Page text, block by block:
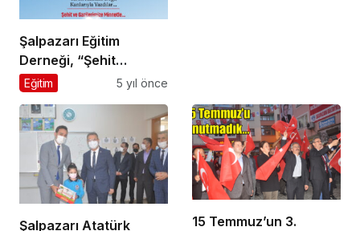
Şalpazarı Eğitim
Derneği, “Şehit
Yakınlarına ve Gazilere
düzenliyor
Eğitim 5 yıl önce
Şalpazarı Atatürk 15 Temmuz’un 3.